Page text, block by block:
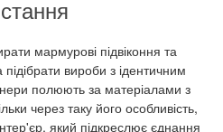
мармурові підвіконня та
вироби з ідентичним
полюють за матеріалами з
через таку його особливість,
який підкреслює єднання